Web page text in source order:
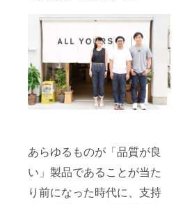
あらゆるものが「品質が良
い」製品であることが当た
り前になった時代に、支持